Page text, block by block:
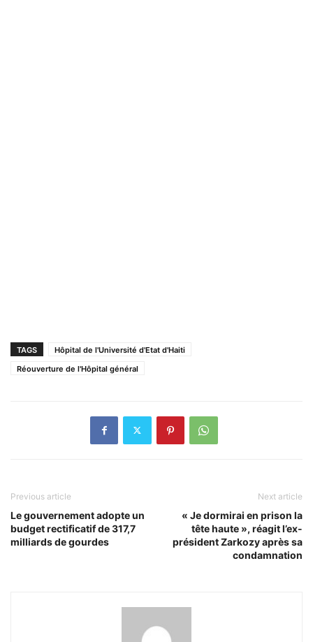
TAGS
Hôpital de l'Université d'Etat d'Haiti
Réouverture de l'Hôpital général
Previous article
Le gouvernement adopte un
budget rectificatif de 317,7
milliards de gourdes
Next article
« Je dormirai en prison la
tête haute », réagit l’ex-
président Zarkozy après sa
condamnation